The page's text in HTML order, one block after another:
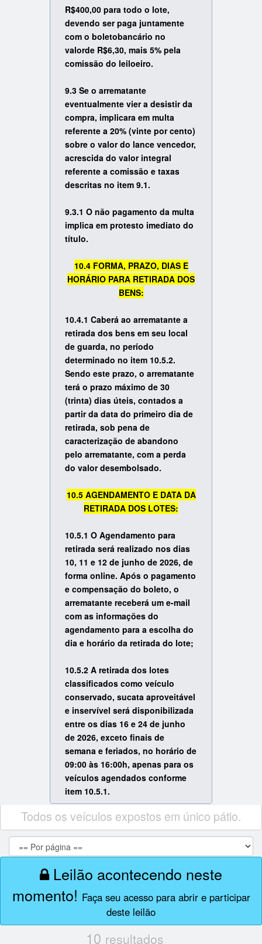
R$400,00 para todo o lote,
devendo ser paga juntamente
com o boletobancário no
valorde R$6,30, mais 5% pela
comissão do leiloeiro.
9.3 Se o arrematante
eventualmente vier a desistir da
compra, implicara em multa
referente a 20% (vinte por cento)
sobre o valor do lance vencedor,
acrescida do valor integral
referente a comissão e taxas
descritas no item 9.1.
9.3.1 O não pagamento da multa
implica em protesto imediato do
título.
10.4 FORMA, PRAZO, DIAS E
HORÁRIO PARA RETIRADA DOS
BENS:
10.4.1 Caberá ao arrematante a
retirada dos bens em seu local
de guarda, no período
determinado no item 10.5.2.
Sendo este prazo, o arrematante
terá o prazo máximo de 30
(trinta) dias úteis, contados a
partir da data do primeiro dia de
retirada, sob pena de
caracterização de abandono
pelo arrematante, com a perda
do valor desembolsado.
10.5 AGENDAMENTO E DATA DA
RETIRADA DOS LOTES:
10.5.1 O Agendamento para
retirada será realizado nos dias
10, 11 e 12 de junho de 2026, de
forma online. Após o pagamento
e compensação do boleto, o
arrematante receberá um e-mail
com as informações do
agendamento para a escolha do
dia e horário da retirada do lote;
10.5.2 A retirada dos lotes
classificados como veículo
conservado, sucata aproveitável
e inservível será disponibilizada
entre os dias 16 e 24 de junho
de 2026, exceto finais de
semana e feriados, no horário de
09:00 às 16:00h, apenas para os
veículos agendados conforme
item 10.5.1.
Todos os veículos expostos em único pátio.
Leilão acontecendo neste
momento! Faça seu acesso para abrir e participar
deste leilão
10 resultados